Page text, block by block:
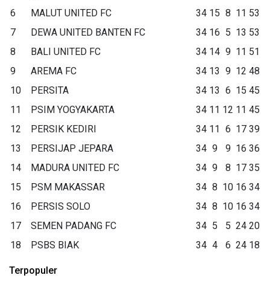
6 MALUT UNITED FC 34 15 8 11 53
7
DEWA UNITED BANTEN FC 34 16 5 13 53
8
BALI UNITED FC 34 14 9 11 51
9
AREMA FC 34 13 9 12 48
10
PERSITA 34 13 6 15 45
11
PSIM YOGYAKARTA 34 11 12 11 45
12
PERSIK KEDIRI 34 11 6 17 39
13
PERSIJAP JEPARA 34 9 9 16 36
14
MADURA UNITED FC 34 9 8 17 35
15
PSM MAKASSAR 34 8 10 16 34
16
PERSIS SOLO 34 8 10 16 34
17
SEMEN PADANG FC 34 5 5 24 20
18
PSBS BIAK 34 4 6 24 18
Terpopuler